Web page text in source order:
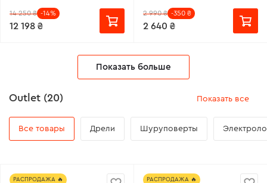
14 250 ₴ -14%
12 198 ₴
2 990 ₴ -350 ₴
2 640 ₴
Показать больше
Outlet (20) Показать все
Все товары Дрели Шуруповерты
РАСПРОДАЖА 🔥 РАСПРОДАЖА 🔥